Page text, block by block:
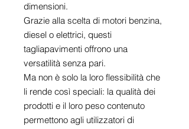
dimensioni.
Grazie alla scelta di motori benzina,
diesel o elettrici, questi
tagliapavimenti offrono una
versatilità senza pari.
Ma non è solo la loro flessibilità che
li rende così speciali: la qualità dei
prodotti e il loro peso contenuto
permettono agli utilizzatori di